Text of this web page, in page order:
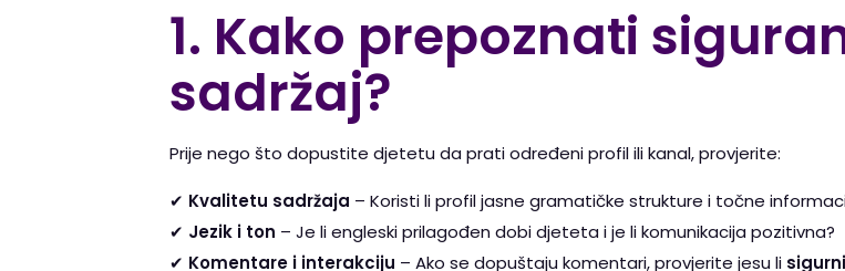
1. Kako prepoznati
sadržaj?
Prije nego što dopustite djetetu da prati određeni profil ili kanal, provjerite:
✔ Kvalitetu sadržaja – Koristi li profil jasne gramatičke strukture i točne
✔ Jezik i ton – Je li engleski prilagođen dobi djeteta i je li komunikacija pozitivna?
✔ Komentare i interakciju – Ako se dopuštaju komentari, provjerite jesu li